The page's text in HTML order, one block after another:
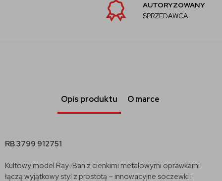
AUTORYZOWANY
SPRZEDAWCA
Opis produktu O marce
RB 3799 912751
Kultowy model Ray-Ban z cienkimi metalowymi oprawkami
łączą wyjątkowy styl z prostotą – innowacyjne soczewki i